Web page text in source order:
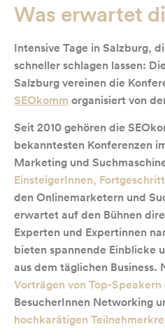
Was erwartet
Intensive Tage in Salzburg,
schneller schlagen lassen:
Salzburg vereinen die
SEOkomm organisiert von
Seit 2010 gehören die
bekanntesten Konferenzen
Marketing und
EinsteigerInnen,
den Onlinemarketern und
erwartet auf den Bühnen
Experten und Expertinnen
bieten spannende Einblicke
aus dem täglichen Business.
Vorträgen von Top-Speakern
BesucherInnen Networking
hochkarätigen